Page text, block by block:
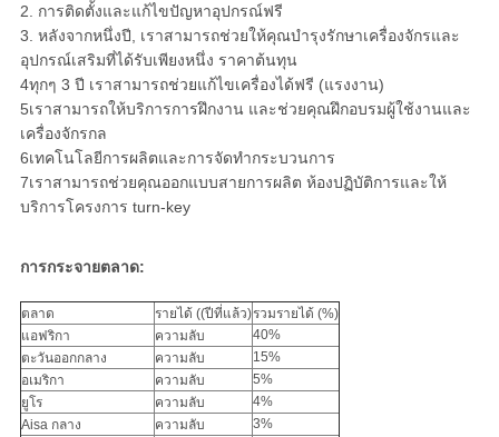
2. การติดตั้งและแก้ไขปัญหาอุปกรณ์ฟรี
3. หลังจากหนึ่งปี, เราสามารถช่วยให้คุณบํารุงรักษาเครื่องจักรและ
อุปกรณ์เสริมที่ได้รับเพียงหนึ่ง ราคาต้นทุน
4ทุกๆ 3 ปี เราสามารถช่วยแก้ไขเครื่องได้ฟรี (แรงงาน)
5เราสามารถให้บริการการฝึกงาน และช่วยคุณฝึกอบรมผู้ใช้งานและ
เครื่องจักรกล
6เทคโนโลยีการผลิตและการจัดทํากระบวนการ
7เราสามารถช่วยคุณออกแบบสายการผลิต ห้องปฏิบัติการและให้
บริการโครงการ turn-key
การกระจายตลาด:
ตลาด รายได้ ((ปีที่แล้ว)รวมรายได้ (%)
แอฟริกา
ความลับ
40%
ตะวันออกกลาง
ความลับ
15%
อเมริกา
ความลับ
5%
ยูโร
ความลับ
4%
Aisa กลาง
ความลับ
3%